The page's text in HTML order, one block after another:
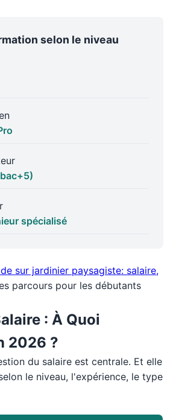
selon le niveau
spécialisé
sur jardinier paysagiste: salaire,
parcours pour les débutants
: À Quoi
2026 ?
du salaire est centrale. Et elle
le niveau, l'expérience, le type